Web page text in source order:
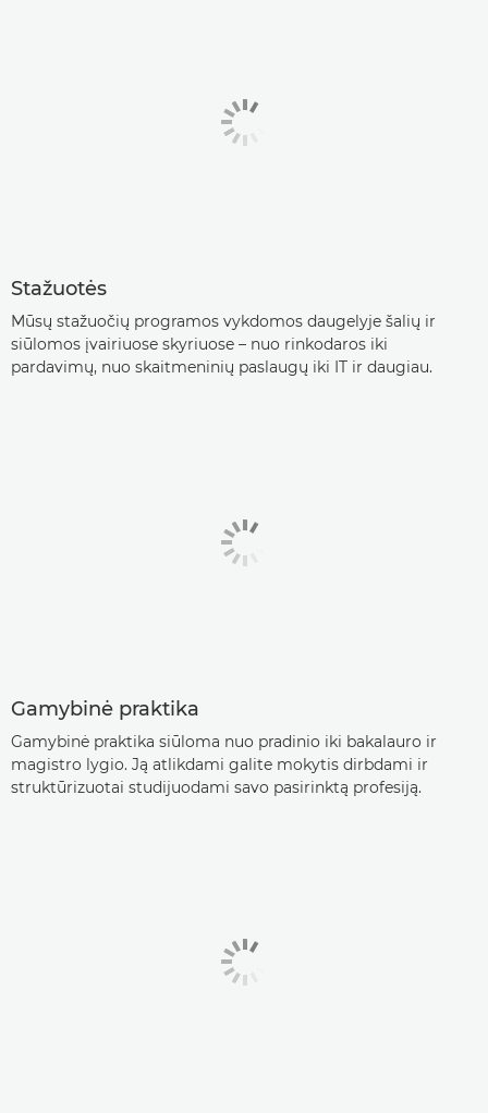
Stažuotės
Mūsų stažuočių programos vykdomos daugelyje šalių ir
siūlomos įvairiuose skyriuose – nuo rinkodaros iki
pardavimų, nuo skaitmeninių paslaugų iki IT ir daugiau.
Gamybinė praktika
Gamybinė praktika siūloma nuo pradinio iki bakalauro ir
magistro lygio. Ją atlikdami galite mokytis dirbdami ir
struktūrizuotai studijuodami savo pasirinktą profesiją.